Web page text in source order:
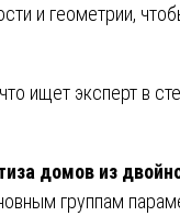
и геометрии,
ищет эксперт в
домов из
группам